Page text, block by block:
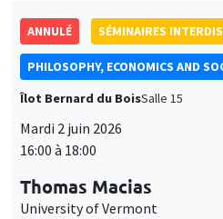
SÉMINAIRES INTERDISCIPLINAIRES
Îlot Bernard du Bois
14:30 à 16:00